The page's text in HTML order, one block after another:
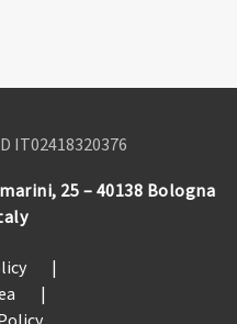
IT02418320376
25 – 40138 Bologna
|
|